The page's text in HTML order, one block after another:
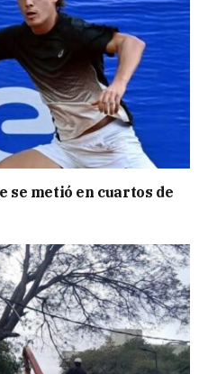
se metió en cuartos de